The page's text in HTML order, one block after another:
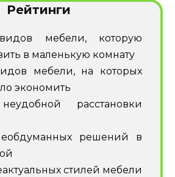
Рейтинги
мебели, которую
в маленькую комнату
мебели, на которых
экономить
расстановки
решений в
стилей мебели